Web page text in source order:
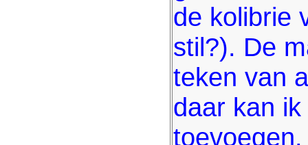
de kolibrie
stil?). De
teken van
daar kan